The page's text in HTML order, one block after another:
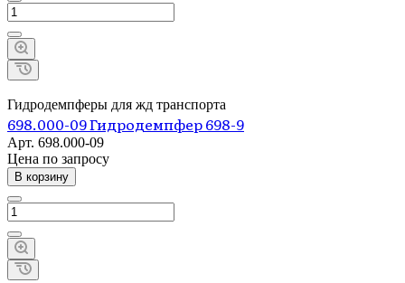
Гидродемпферы для жд транспорта
698.000-09 Гидродемпфер 698-9
Арт. 698.000-09
Цена по запросу
В корзину